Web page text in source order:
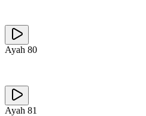
Ayah 80
Ayah 81